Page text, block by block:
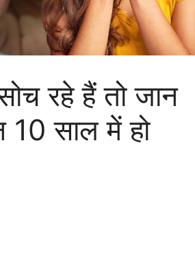
रहे हैं तो जान
साल में हो